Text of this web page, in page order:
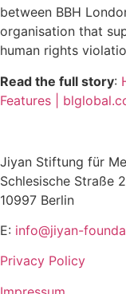
between BBH
organisation that
human rights
Read the full story:
Features |
Jiyan Stiftung für
Schlesische Straße
10997 Berlin
E: info@jiyan-
Privacy Policy